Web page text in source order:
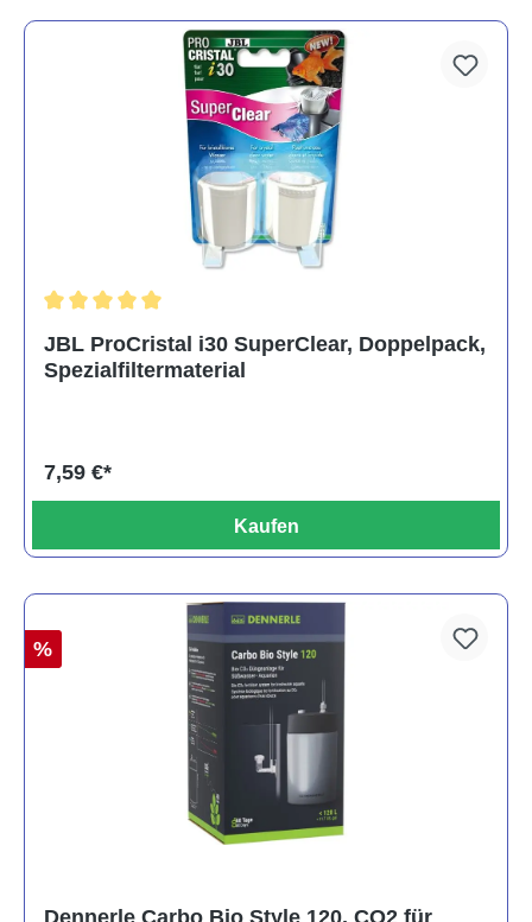
JBL ProCristal i30 SuperClear, Doppelpack,
Spezialfiltermaterial
7,59 €*
Kaufen
%
Dennerle Carbo Bio Style 120, CO2 für